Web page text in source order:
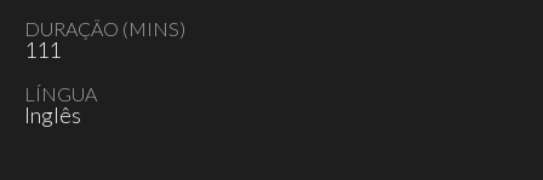
DURAÇÃO (MINS)
111
LÍNGUA
Inglês